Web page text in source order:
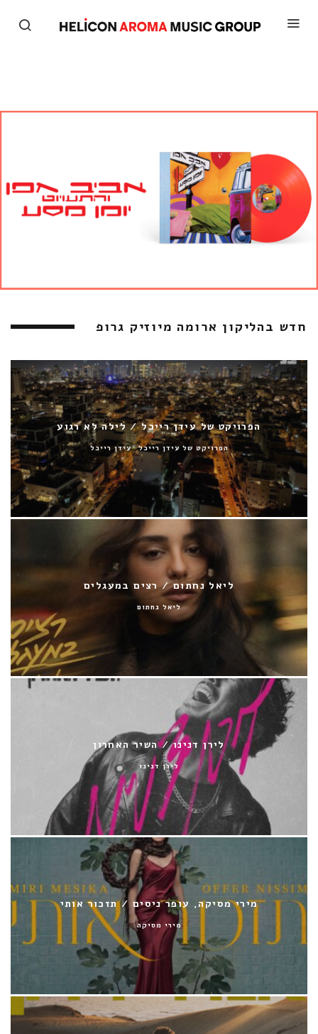
חדש בהליקון ארומה מיוזיק גרופ
הפרויקט של עידן רייכל / לילה לא רגוע
הפרויקט של עידן רייכל עידן רייכל
ליאל נחתום / רצים במעגלים
ליאל נחתום
לירן דנינו / השיר האחרון
לירן דנינו
מירי מסיקה, עופר ניסים / תזכור אותי
מירי מסיקה